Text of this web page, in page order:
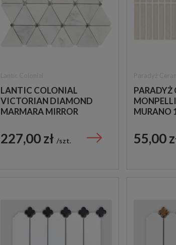
LANTIC COLONIAL
VICTORIAN DIAMOND
MARMARA MIRROR
MOZAIKA DEKORACYJNA
227,00 zł szt.
PARADYŻ
MURANO
55,00